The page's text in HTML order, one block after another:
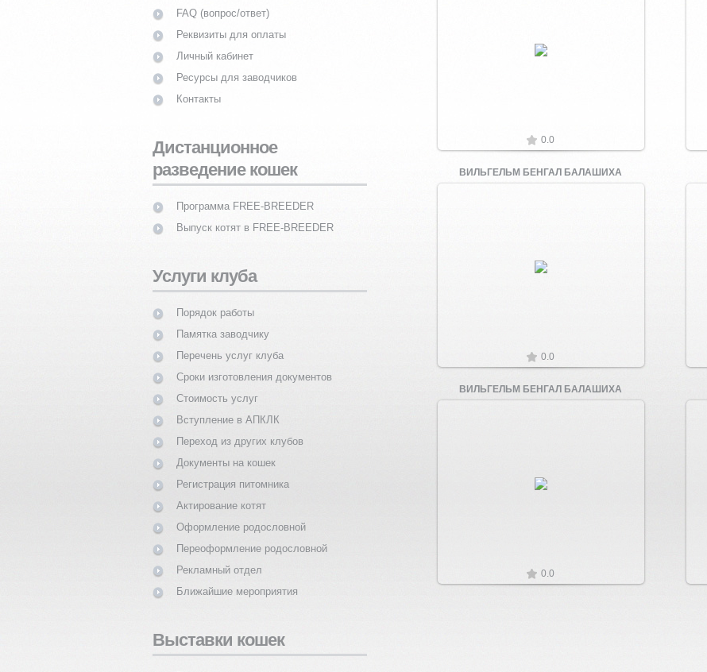
Увеличить
0.0
ВИЛЬГЕЛЬМ БЕНГАЛ БАЛАШИХА
Увеличить
0.0
ВИЛЬГЕЛЬМ БЕНГАЛ БАЛАШИХА
Увеличить
0.0
FAQ (вопрос/ответ)
Реквизиты для оплаты
Личный кабинет
Ресурсы для заводчиков
Контакты
Дистанционное
разведение кошек
Программа FREE-BREEDER
Выпуск котят в FREE-BREEDER
Услуги клуба
Порядок работы
Памятка заводчику
Перечень услуг клуба
Сроки изготовления документов
Стоимость услуг
Вступление в АПКЛК
Переход из других клубов
Документы на кошек
Регистрация питомника
Актирование котят
Оформление родословной
Переоформление родословной
Рекламный отдел
Ближайшие мероприятия
Выставки кошек